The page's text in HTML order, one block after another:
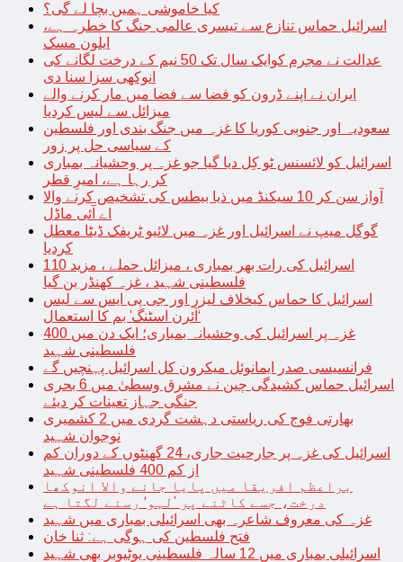
کیا خاموشی ہمیں بچا لے گی؟
اسرائیل حماس تنازع سے تیسری عالمی جنگ کا خطرہ ہے،
ایلون مسک
عدالت نے مجرم کوایک سال تک 50 نیم کے درخت لگانے کی
انوکھی سزا سنا دی
ایران نے اپنے ڈرون کو فضا سے فضا میں مار کرنے والے
میزائل سے لیس کردیا
سعودیہ اور جنوبی کوریا کا غزہ میں جنگ بندی اور فلسطین
کے سیاسی حل پر زور
اسرائیل کو لائسنس ٹو کِل دیا گیا جو غزہ پر وحشیانہ بمباری
کر رہا ہے، امیرِ قطر
آواز سن کر 10 سیکنڈ میں ذیا بیطس کی تشخیص کرنے والا
اے آئی ماڈل
گوگل میپ نے اسرائیل اور غزہ میں لائیو ٹریفک ڈیٹا معطل
کردیا
اسرائیل کی رات بھر بمباری ، میزائل حملے ، مزید 110
فلسطینی شہید ، غزہ کھنڈر بن گیا
اسرائیل کا حماس کیخلاف لیزر اور جی پی ایس سے لیس
‘آئرن اسٹنگ’ بم کا استعمال
غزہ پر اسرائیل کی وحشیانہ بمباری؛ ایک دن میں 400
فلسطینی شہید
فرانسیسی صدر ایمانوئل میکرون کل اسرائیل پہنچیں گے
اسرائیل حماس کشیدگی چین نے مشرق وسطیٰ میں 6 بحری
جنگی جہاز تعینات کر دیئے
بھارتی فوج کی ریاستی دہشت گردی میں 2 کشمیری
نوجوان شہید
اسرائیل کی غزہ پر جارحیت جاری، 24 گھنٹوں کے دوران کم
از کم 400 فلسطینی شہید
براعظم افریقا میں پایا جانے والا انوکھا
درخت، جسے کاٹنے پر ’لہو‘ رسنے لگتا ہے
غزہ کی معروف شاعرہ بھی اسرائیلی بمباری میں شہید
فتح فلسطین کی ہوگی ہے: ثنا خان
اسرائیلی بمباری میں 12 سالہ فلسطینی یوٹیوبر بھی شہید